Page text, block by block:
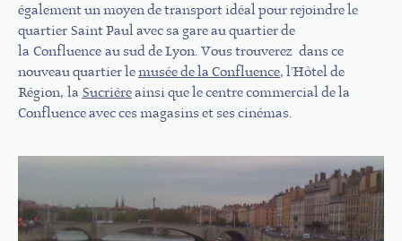
également un moyen de transport idéal pour rejoindre le
quartier Saint Paul avec sa gare au quartier de
la Confluence au sud de Lyon. Vous trouverez dans ce
nouveau quartier lemusée de la Confluence, l'Hôtel de
Région, la Sucrièreainsi que le centre commercial de la
Confluence avec ces magasins et ses cinémas.